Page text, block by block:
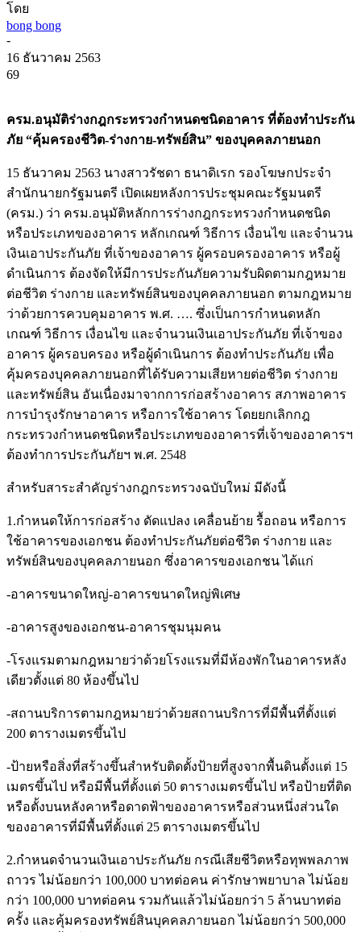
โดย
bong bong
-
16 ธันวาคม 2563
69
ครม.อนุมัติร่างกฎกระทรวงกำหนดชนิดอาคาร ที่ต้องทำประกัน
ภัย “คุ้มครองชีวิต-ร่างกาย-ทรัพย์สิน” ของบุคคลภายนอก
15 ธันวาคม 2563 นางสาวรัชดา ธนาดิเรก รองโฆษกประจำ
สำนักนายกรัฐมนตรี เปิดเผยหลังการประชุมคณะรัฐมนตรี
(ครม.) ว่า ครม.อนุมัติหลักการร่างกฎกระทรวงกำหนดชนิด
หรือประเภทของอาคาร หลักเกณฑ์ วิธีการ เงื่อนไข และจำนวน
เงินเอาประกันภัย ที่เจ้าของอาคาร ผู้ครอบครองอาคาร หรือผู้
ดำเนินการ ต้องจัดให้มีการประกันภัยความรับผิดตามกฎหมาย
ต่อชีวิต ร่างกาย และทรัพย์สินของบุคคลภายนอก ตามกฎหมาย
ว่าด้วยการควบคุมอาคาร พ.ศ. …. ซึ่งเป็นการกำหนดหลัก
เกณฑ์ วิธีการ เงื่อนไข และจำนวนเงินเอาประกันภัย ที่เจ้าของ
อาคาร ผู้ครอบครอง หรือผู้ดำเนินการ ต้องทำประกันภัย เพื่อ
คุ้มครองบุคคลภายนอกที่ได้รับความเสียหายต่อชีวิต ร่างกาย
และทรัพย์สิน อันเนื่องมาจากการก่อสร้างอาคาร สภาพอาคาร
การบำรุงรักษาอาคาร หรือการใช้อาคาร โดยยกเลิกกฎ
กระทรวงกำหนดชนิดหรือประเภทของอาคารที่เจ้าของอาคารฯ
ต้องทำการประกันภัยฯ พ.ศ. 2548
สำหรับสาระสำคัญร่างกฎกระทรวงฉบับใหม่ มีดังนี้
1.กำหนดให้การก่อสร้าง ดัดแปลง เคลื่อนย้าย รื้อถอน หรือการ
ใช้อาคารของเอกชน ต้องทำประกันภัยต่อชีวิต ร่างกาย และ
ทรัพย์สินของบุคคลภายนอก ซึ่งอาคารของเอกชน ได้แก่
-อาคารขนาดใหญ่-อาคารขนาดใหญ่พิเศษ
-อาคารสูงของเอกชน-อาคารชุมนุมคน
-โรงแรมตามกฎหมายว่าด้วยโรงแรมที่มีห้องพักในอาคารหลัง
เดียวตั้งแต่ 80 ห้องขึ้นไป
-สถานบริการตามกฎหมายว่าด้วยสถานบริการที่มีพื้นที่ตั้งแต่
200 ตารางเมตรขึ้นไป
-ป้ายหรือสิ่งที่สร้างขึ้นสำหรับติดตั้งป้ายที่สูงจากพื้นดินตั้งแต่ 15
เมตรขึ้นไป หรือมีพื้นที่ตั้งแต่ 50 ตารางเมตรขึ้นไป หรือป้ายที่ติด
หรือตั้งบนหลังคาหรือดาดฟ้าของอาคารหรือส่วนหนึ่งส่วนใด
ของอาคารที่มีพื้นที่ตั้งแต่ 25 ตารางเมตรขึ้นไป
2.กำหนดจำนวนเงินเอาประกันภัย กรณีเสียชีวิตหรือทุพพลภาพ
ถาวร ไม่น้อยกว่า 100,000 บาทต่อคน ค่ารักษาพยาบาล ไม่น้อย
กว่า 100,000 บาทต่อคน รวมกันแล้วไม่น้อยกว่า 5 ล้านบาทต่อ
ครั้ง และคุ้มครองทรัพย์สินบุคคลภายนอก ไม่น้อยกว่า 500,000